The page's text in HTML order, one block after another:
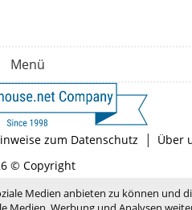
Menü
zum Datenschutz | Über
© Copyright
Medien anbieten zu können und